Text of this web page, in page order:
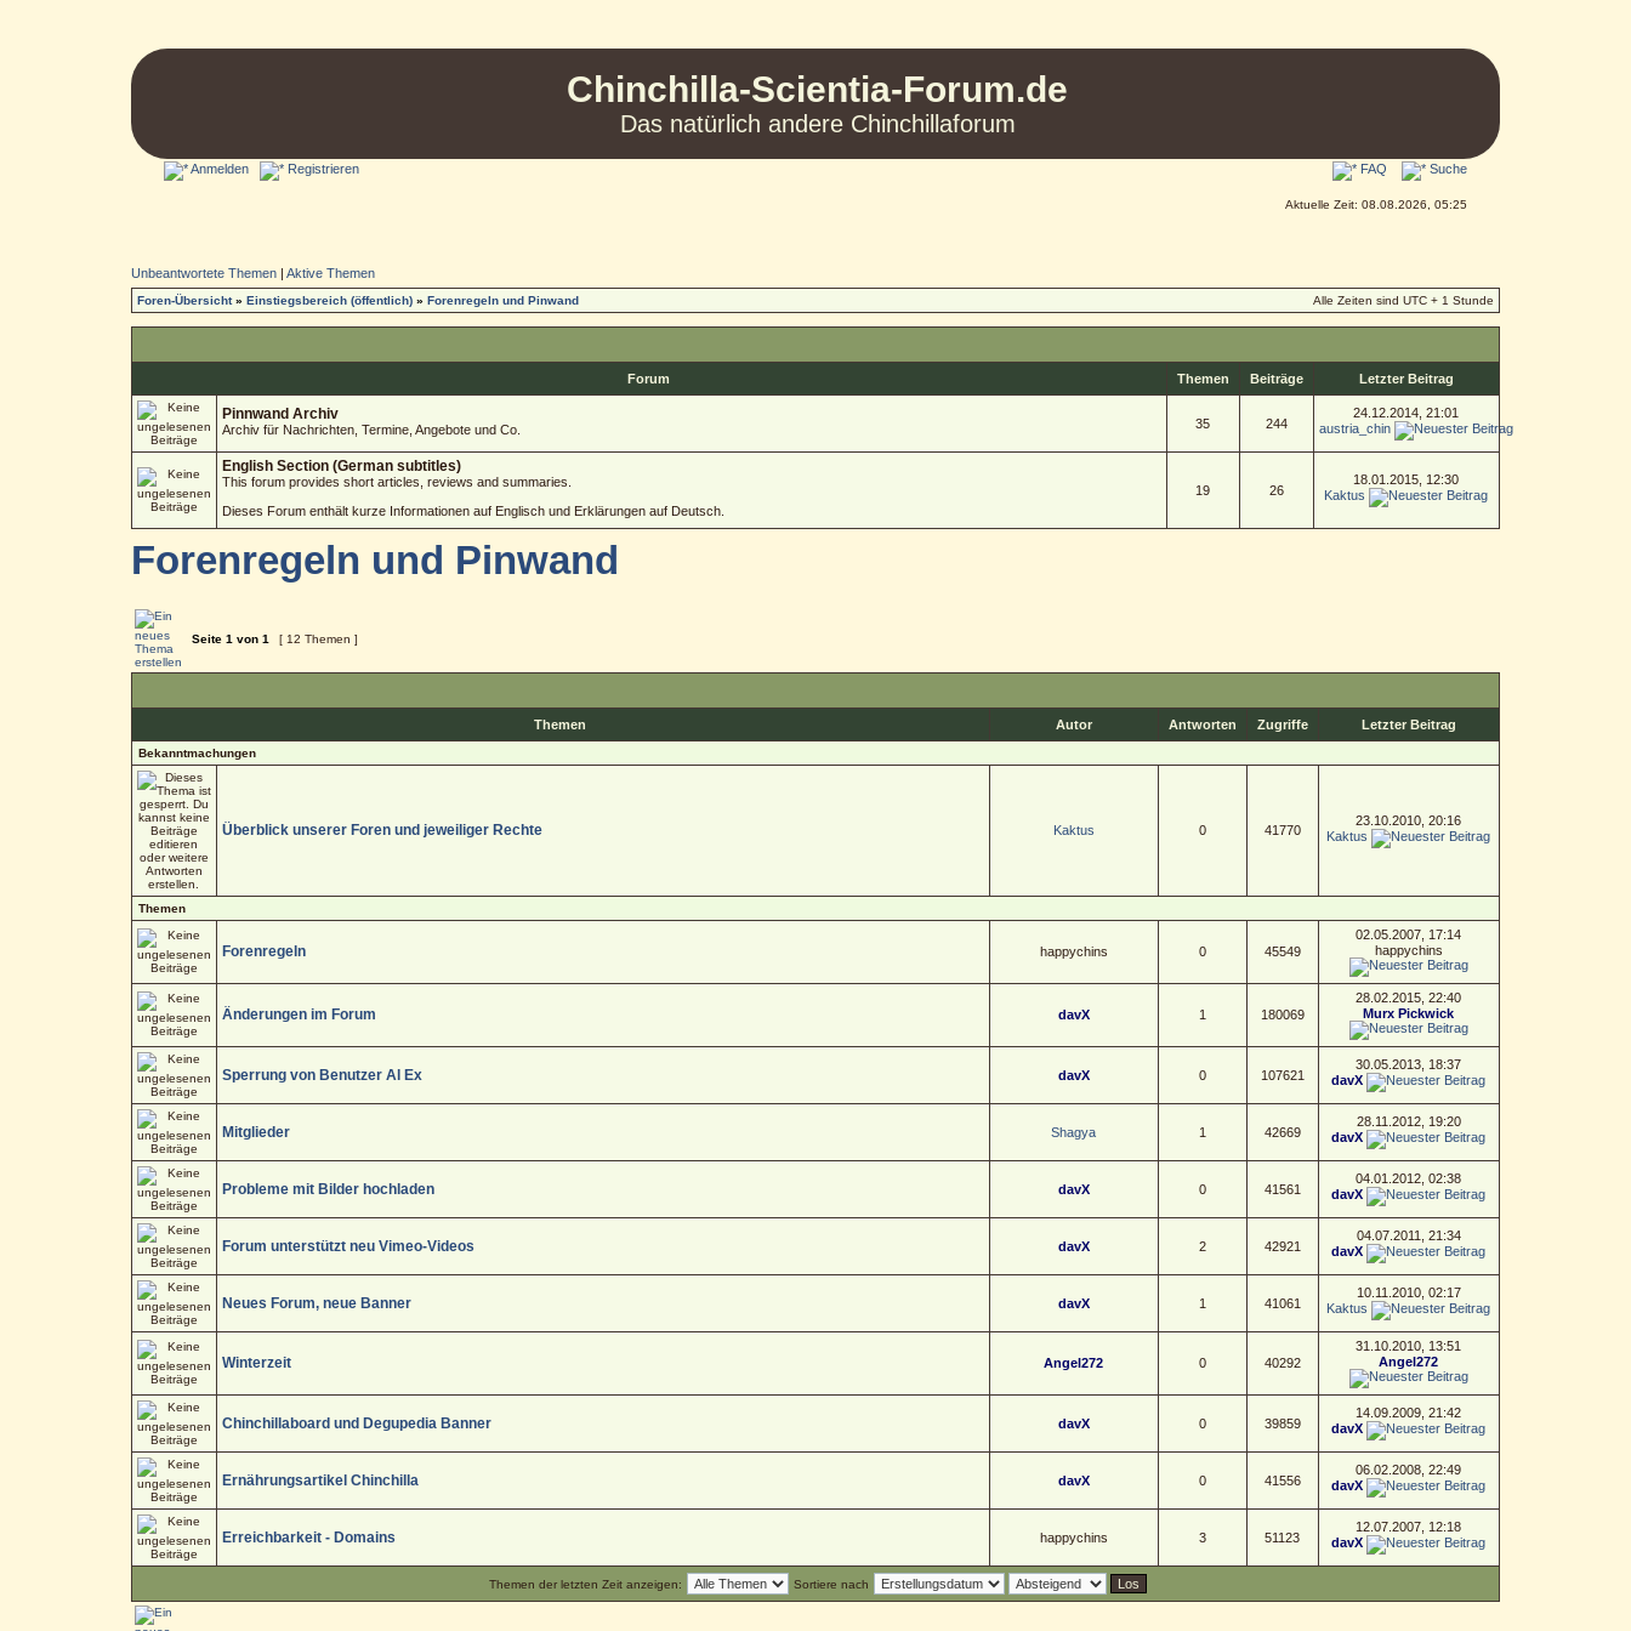
Chinchilla-Scientia-Forum.de
Das natürlich andere Chinchillaforum
Anmelden Registrieren FAQ Suche
Aktuelle Zeit: 08.08.2026, 05:25
Unbeantwortete Themen| Aktive Themen
Foren-Übersicht» Einstiegsbereich (öffentlich)» Forenregeln und Pinwand Alle Zeiten sind UTC + 1 Stunde
Forum Themen Beiträge Letzter Beitrag
Pinnwand Archiv
Archiv für Nachrichten, Termine, Angebote und Co. 35 244
24.12.2014, 21:01
austria_chin
English Section (German subtitles)
This forum provides short articles, reviews and summaries.
Dieses Forum enthält kurze Informationen auf Englisch und Erklärungen auf Deutsch.
19 26
18.01.2015, 12:30
Kaktus
Forenregeln und Pinwand
Seite 1 von 1 [ 12 Themen ]
Themen Autor Antworten Zugriffe Letzter Beitrag
Bekanntmachungen
Überblick unserer Foren und jeweiliger Rechte Kaktus 0 41770
23.10.2010, 20:16
Kaktus
Themen
Forenregeln happychins 0 45549
02.05.2007, 17:14
happychins
Änderungen im Forum davX 1 180069
28.02.2015, 22:40
Murx Pickwick
Sperrung von Benutzer Al Ex davX 0 107621
30.05.2013, 18:37
davX
Mitglieder Shagya 1 42669
28.11.2012, 19:20
davX
Probleme mit Bilder hochladen davX 0 41561
04.01.2012, 02:38
davX
Forum unterstützt neu Vimeo-Videos davX 2 42921
04.07.2011, 21:34
davX
Neues Forum, neue Banner davX 1 41061
10.11.2010, 02:17
Kaktus
Winterzeit Angel272 0 40292
31.10.2010, 13:51
Angel272
Chinchillaboard und Degupedia Banner davX 0 39859
14.09.2009, 21:42
davX
Ernährungsartikel Chinchilla davX 0 41556
06.02.2008, 22:49
davX
Erreichbarkeit - Domains happychins 3 51123
12.07.2007, 12:18
davX
Themen der letzten Zeit anzeigen: Sortiere nach